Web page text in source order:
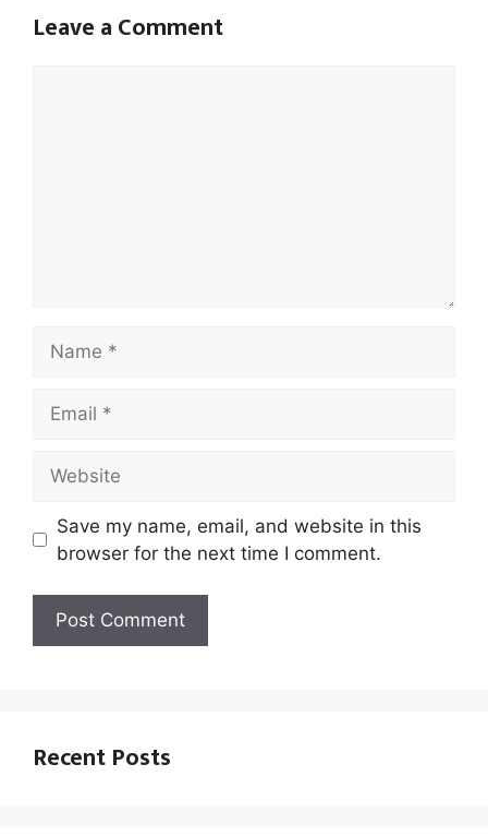
Leave a Comment
Save my name, email, and website in this
browser for the next time I comment.
Recent Posts